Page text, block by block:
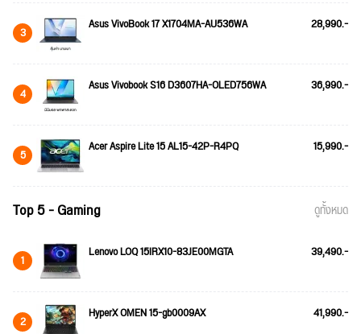
3 Asus VivoBook 17 X1704MA-AU536WA 28,990.-
4 Asus Vivobook S16 D3607HA-OLED756WA 36,990.-
5 Acer Aspire Lite 15 AL15-42P-R4PQ 15,990.-
Top 5 - Gaming ดูทั้งหมด
1 Lenovo LOQ 15IRX10-83JE00MGTA 39,490.-
2 HyperX OMEN 15-gb0009AX 41,990.-